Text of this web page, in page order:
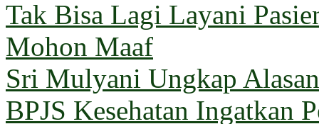
Tak Bisa Lagi Layani
Mohon Maaf
Sri Mulyani Ungkap
BPJS Kesehatan Ingatkan